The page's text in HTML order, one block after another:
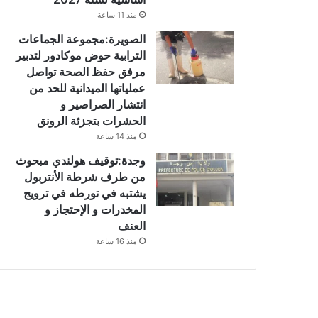
منذ 11 ساعة
الصويرة:مجموعة الجماعات
الترابية حوض موكادور لتدبير
مرفق حفظ الصحة تواصل
عملياتها الميدانية للحد من
انتشار الصراصير و
الحشرات بتجزئة الرونق
منذ 14 ساعة
وجدة:توقيف هولندي مبحوث
من طرف شرطة الأنتربول
يشتبه في تورطه في ترويج
المخدرات و الإحتجاز و
العنف
منذ 16 ساعة